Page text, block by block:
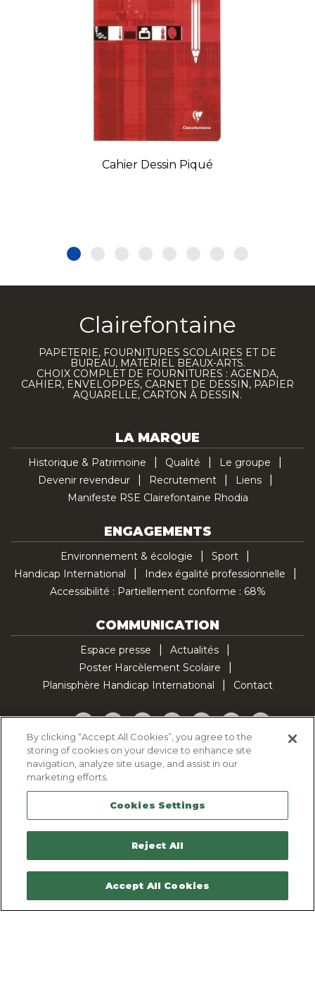
Cahier Dessin Piqué
Clairefontaine
PAPETERIE, FOURNITURES SCOLAIRES ET DE
BUREAU, MATÉRIEL BEAUX-ARTS.
CHOIX COMPLET DE FOURNITURES : AGENDA,
CAHIER, ENVELOPPES, CARNET DE DESSIN, PAPIER
AQUARELLE, CARTON À DESSIN.
LA MARQUE
Historique & Patrimoine Qualité
Le groupe
Devenir revendeur
Recrutement
Liens
Manifeste RSE Clairefontaine Rhodia
ENGAGEMENTS
Environnement & écologie
Sport
Handicap International
Index égalité professionnelle
Accessibilité : Partiellement conforme : 68%
COMMUNICATION
Espace presse
Actualités
Poster Harcèlement Scolaire
Planisphère Handicap International
Contact
Facebook
TwitterYouTubePinterestInstagramLinkedInTikTok
Politique d'utilisation des cookies
Politique de confidentialité
Mentions légales
Plan du site
Contactez-nous
By clicking “Accept All Cookies”, you agree to the
storing of cookies on your device to enhance site
navigation, analyze site usage, and assist in our
marketing efforts.
Cookies Settings
Reject All
Accept All Cookies